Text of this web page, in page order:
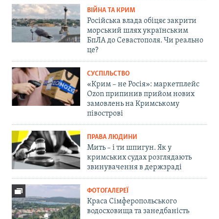
ВІЙНА ТА КРИМ
Російська влада обіцяє закрити
морський шлях українським
БпЛА до Севастополя. Чи реально
це?
СУСПІЛЬСТВО
«Крим – не Росія»: маркетплейс
Ozon припинив прийом нових
замовлень на Кримському
півострові
ПРАВА ЛЮДИНИ
Мить – і ти шпигун. Як у
кримських судах розглядають
звинувачення в держзраді
ФОТОГАЛЕРЕЇ
Краса Сімферопольського
водосховища та занедбаність